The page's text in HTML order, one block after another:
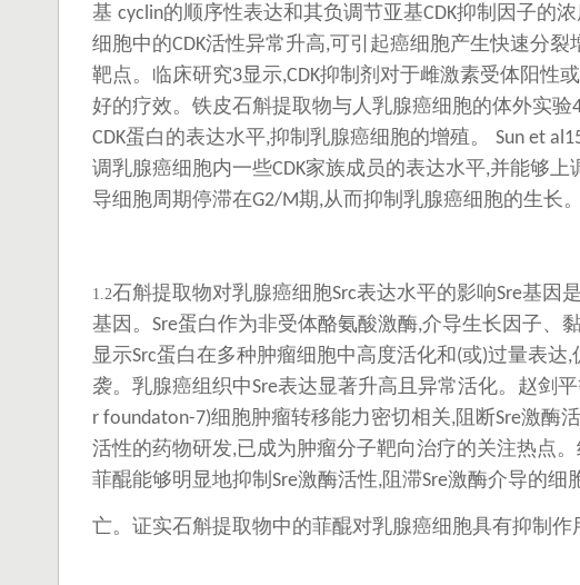
基 cyclin的顺序性表达和其负调节亚基CDK抑制因子的浓
细胞中的CDK活性异常升高,可引起癌细胞产生快速分裂
靶点。临床研究3显示,CDK抑制剂对于雌激素受体阳性
好的疗效。铁皮石斛提取物与人乳腺癌细胞的体外实验
CDK蛋白的表达水平,抑制乳腺癌细胞的增殖。 Sun et
调乳腺癌细胞内一些CDK家族成员的表达水平,并能够上
导细胞周期停滞在G2/M期,从而抑制乳腺癌细胞的生长。
1.2石斛提取物对乳腺癌细胞Src表达水平的影响Sre基因
基因。 Sre蛋白作为非受体酪氨酸激酶,介导生长因子、
显示Src蛋白在多种肿瘤细胞中高度活化和(或)过量表达,
袭。乳腺癌组织中Sre表达显著升高且异常活化。赵剑
r foundaton-7)细胞肿瘤转移能力密切相关,阻断Sre激酶
活性的药物研发,已成为肿瘤分子靶向治疗的关注热点
菲醌能够明显地抑制 Sre激酶活性,阻滞Sre激酶介导的细
亡。证实石斛提取物中的菲醌对乳腺癌细胞具有抑制作